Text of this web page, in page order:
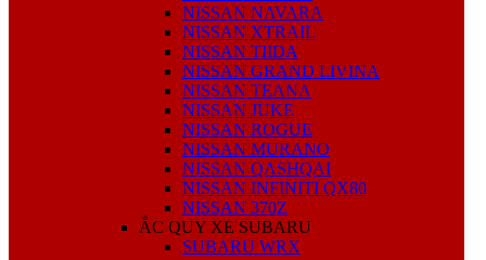
NISSAN NAVARA
NISSAN XTRAIL
NISSAN TIIDA
NISSAN GRAND LIVINA
NISSAN TEANA
NISSAN JUKE
NISSAN ROGUE
NISSAN MURANO
NISSAN QASHQAI
NISSAN INFINITI QX80
NISSAN 370Z
ẮC QUY XE SUBARU
SUBARU WRX